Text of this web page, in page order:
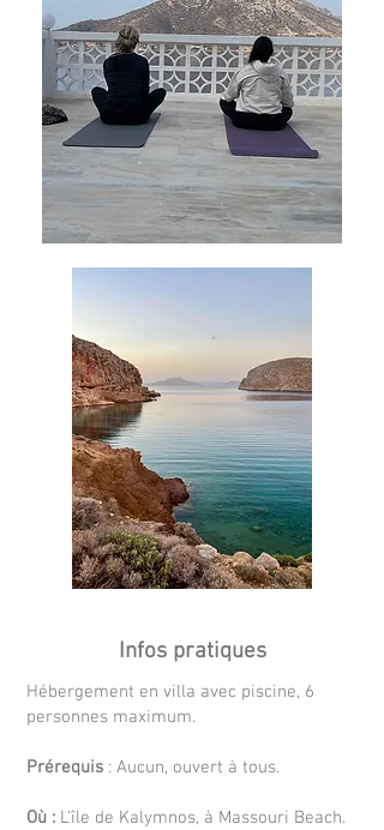
Infos pratiques
Hébergement en villa avec piscine, 6
personnes maximum.
Prérequis : Aucun, ouvert à tous.
Où : L’île de Kalymnos, à Massouri Beach.